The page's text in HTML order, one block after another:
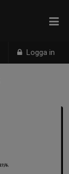
Logga in